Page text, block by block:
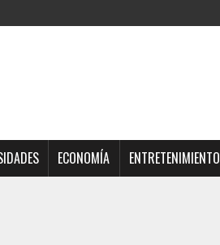
ECONOMÍA ENTRETENIMIENTO